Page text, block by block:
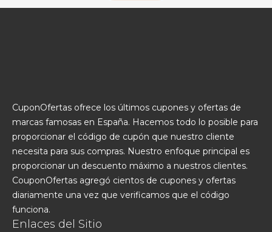
CuponOfertas ofrece los últimos cupones y ofertas de
marcas famosas en España. Hacemos todo lo posible para
proporcionar el código de cupón que nuestro cliente
necesita para sus compras. Nuestro enfoque principal es
proporcionar un descuento máximo a nuestros clientes.
CouponOfertas agregó cientos de cupones y ofertas
diariamente una vez que verificamos que el código
funciona.
Enlaces del Sitio